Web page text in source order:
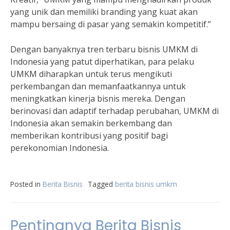
yang unik dan memiliki branding yang kuat akan
mampu bersaing di pasar yang semakin kompetitif.”
Dengan banyaknya tren terbaru bisnis UMKM di
Indonesia yang patut diperhatikan, para pelaku
UMKM diharapkan untuk terus mengikuti
perkembangan dan memanfaatkannya untuk
meningkatkan kinerja bisnis mereka. Dengan
berinovasi dan adaptif terhadap perubahan, UMKM di
Indonesia akan semakin berkembang dan
memberikan kontribusi yang positif bagi
perekonomian Indonesia.
Posted in Berita Bisnis Tagged berita bisnis umkm
Pentingnya Berita Bisnis